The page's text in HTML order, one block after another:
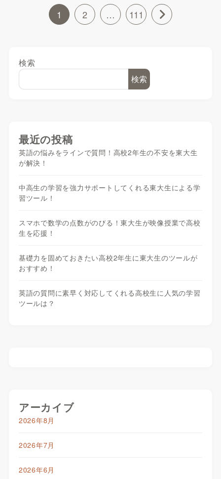
1 2 … 111
検索
検索
最近の投稿
英語の悩みをラインで質問！高校2年生の不安を東大生
が解決！
中高生の学習を強力サポートしてくれる東大生による学
習ツール！
スマホで数学の点数がのびる！東大生が映像授業で高校
生を応援！
基礎力を固めておきたい高校2年生に東大生のツールが
おすすめ！
英語の質問に素早く対応してくれる高校生に人気の学習
ツールは？
アーカイブ
2026年8月
2026年7月
2026年6月